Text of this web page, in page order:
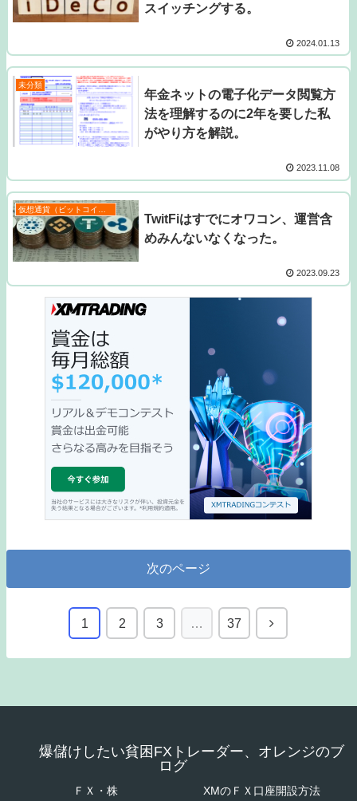
スイッチングする。
2024.01.13
未分類
年金ネットの電子化データ閲覧方
法を理解するのに2年を要した私
がやり方を解説。
2023.11.08
TwitFiはすでにオワコン、運営含
めみんないなくなった。
2023.09.23
次のページ
1 2 3 … 37
爆儲けしたい貧困FXトレーダー、オレンジのブ
ログ
ＦＸ・株 XMのＦＸ口座開設方法